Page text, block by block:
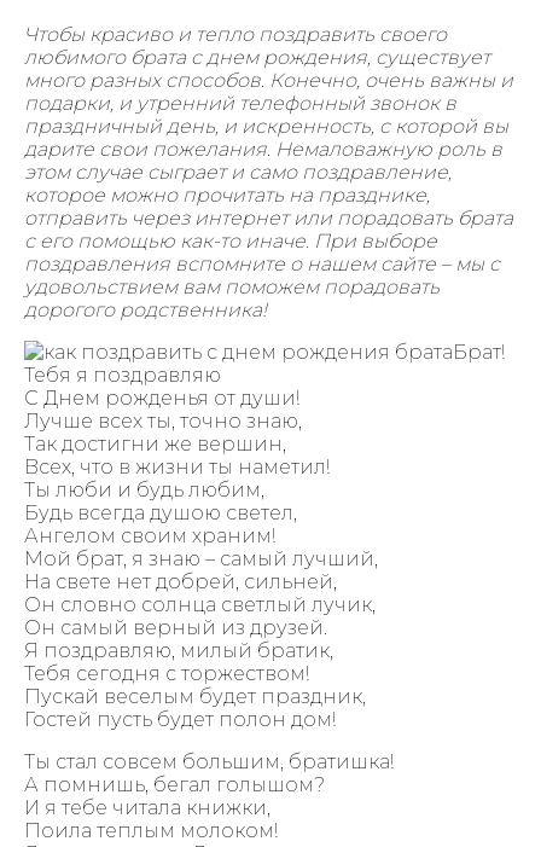
Чтобы красиво и тепло поздравить своего
любимого брата с днем рождения, существует
много разных способов. Конечно, очень важны и
подарки, и утренний телефонный звонок в
праздничный день, и искренность, с которой вы
дарите свои пожелания. Немаловажную роль в
этом случае сыграет и само поздравление,
которое можно прочитать на празднике,
отправить через интернет или порадовать брата
с его помощью как-то иначе. При выборе
поздравления вспомните о нашем сайте – мы с
удовольствием вам поможем порадовать
дорогого родственника!
Брат!
Тебя я поздравляю
С Днем рожденья от души!
Лучше всех ты, точно знаю,
Так достигни же вершин,
Всех, что в жизни ты наметил!
Ты люби и будь любим,
Будь всегда душою светел,
Ангелом своим храним!
Мой брат, я знаю – самый лучший,
На свете нет добрей, сильней,
Он словно солнца светлый лучик,
Он самый верный из друзей.
Я поздравляю, милый братик,
Тебя сегодня с торжеством!
Пускай веселым будет праздник,
Гостей пусть будет полон дом!
Ты стал совсем большим, братишка!
А помнишь, бегал голышом?
И я тебе читала книжки,
Поила теплым молоком!